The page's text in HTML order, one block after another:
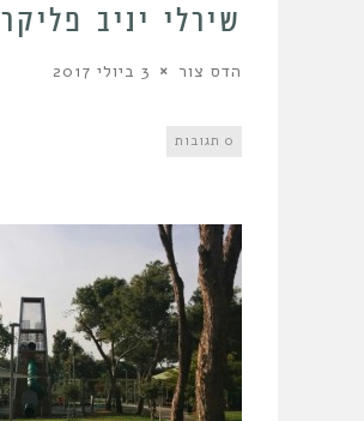
שירלי יניב פליקר
הדס צור 3 ביולי 2017
0 תגובות